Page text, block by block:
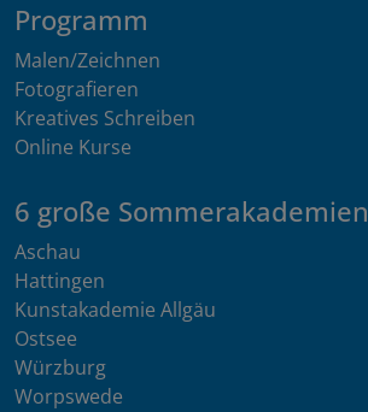
Programm
Malen/Zeichnen
Fotografieren
Kreatives Schreiben
Online Kurse
6 große Sommerakademien
Aschau
Hattingen
Kunstakademie Allgäu
Ostsee
Würzburg
Worpswede